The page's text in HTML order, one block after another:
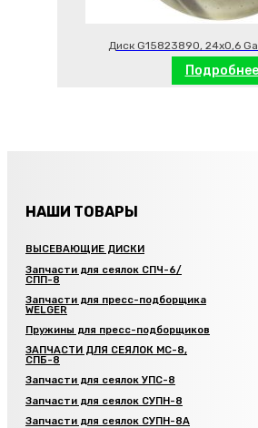
Диск G15823890, 24х0,6
Подробнее
НАШИ ТОВАРЫ
ВЫСЕВАЮЩИЕ ДИСКИ
Запчасти для сеялок СПЧ-6/
СПП-8
Запчасти для пресс-подборщика
WELGER
Пружины для пресс-подборщиков
ЗАПЧАСТИ ДЛЯ СЕЯЛОК МС-8,
СПБ-8
Запчасти для сеялок УПС-8
Запчасти для сеялок СУПН-8
Запчасти для сеялок СУПН-8А